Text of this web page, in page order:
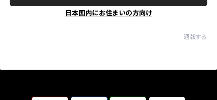
日本国内にお住まいの方向け
通報する